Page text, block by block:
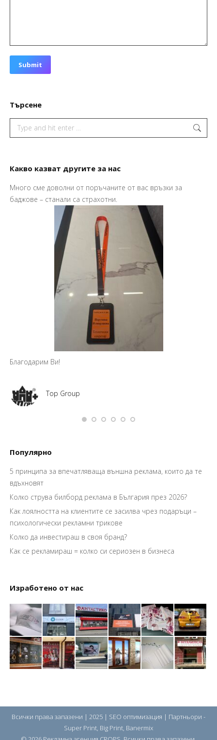
Submit
Търсене
Search:
Какво казват другите за нас
Много сме доволни от поръчаните от вас връзки за
баджове – станали са страхотни.
Благодарим Ви!
Top Group
Популярно
5 принципа за впечатляваща външна реклама, които да те
вдъхновят
Колко струва билборд реклама в България през 2026?
Как лоялността на клиентите се засилва чрез подаръци –
психологически рекламни трикове
Колко да инвестираш в своя бранд?
Как се рекламираш = колко си сериозен в бизнеса
Изработено от нас
Всички права запазени | 2025 | SEO оптимизация | Партньори -
Super Print, Big Print, Banermix